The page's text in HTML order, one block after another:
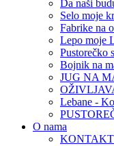
Da naši
Selo moje
Fabrike na
Lepo moje
Pustorečko
Bojnik na
JUG NA
Lebane -
O nama